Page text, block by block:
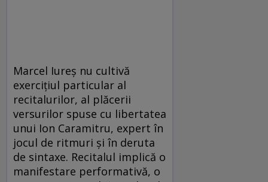
Marcel Iureş nu cultivă
exerciţiul particular al
recitalurilor, al plăcerii
versurilor spuse cu libertatea
unui Ion Caramitru, expert în
jocul de ritmuri şi în deruta
de sintaxe. Recitalul implică o
manifestare performativă, o